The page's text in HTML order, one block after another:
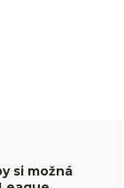
si možná